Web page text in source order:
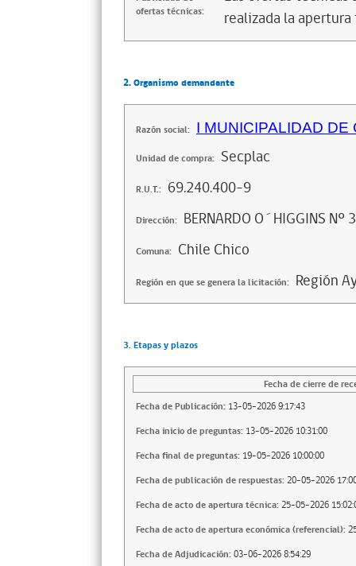
ofertas técnicas:
realizada la
2. Organismo demandante
Razón social: I MUNICIPALIDAD DE
Unidad de compra: Secplac
R.U.T.: 69.240.400-9
Dirección: BERNARDO O´HIGGINS Nº
Comuna: Chile Chico
Región en que se genera la licitación: Región
3. Etapas y plazos
Fecha de cierre de
Fecha de Publicación: 13-05-2026 9:17:43
Fecha inicio de preguntas: 13-05-2026 10:31:00
Fecha final de preguntas: 19-05-2026 10:00:00
Fecha de publicación de respuestas: 20-05-2026
Fecha de acto de apertura técnica: 25-05-2026
Fecha de acto de apertura económica (referencial):
Fecha de Adjudicación: 03-06-2026 8:54:29